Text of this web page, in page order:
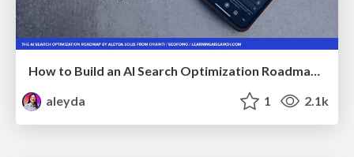
aleyda
1 2.1k